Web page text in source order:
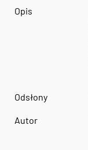
Opis
Odsłony
Autor